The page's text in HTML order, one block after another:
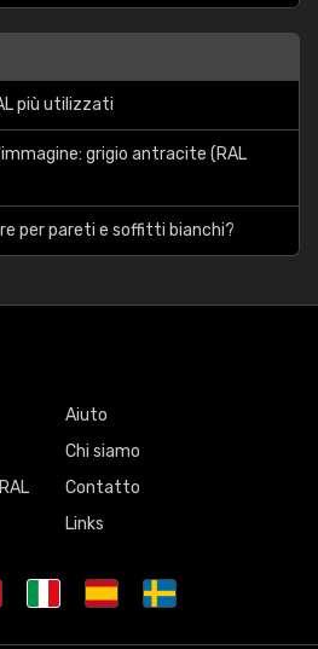
più utilizzati
grigio antracite (RAL
per pareti e soffitti bianchi?
Aiuto
Chi siamo
Contatto
Links